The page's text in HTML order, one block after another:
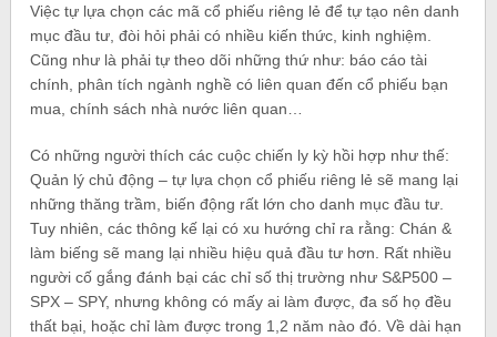
Việc tự lựa chọn các mã cổ phiếu riêng lẻ để tự tạo nên danh
mục đầu tư, đòi hỏi phải có nhiều kiến thức, kinh nghiệm.
Cũng như là phải tự theo dõi những thứ như: báo cáo tài
chính, phân tích ngành nghề có liên quan đến cổ phiếu bạn
mua, chính sách nhà nước liên quan…
Có những người thích các cuộc chiến ly kỳ hồi hợp như thế:
Quản lý chủ động – tự lựa chọn cổ phiếu riêng lẻ sẽ mang lại
những thăng trầm, biến động rất lớn cho danh mục đầu tư.
Tuy nhiên, các thông kế lại có xu hướng chỉ ra rằng: Chán &
làm biếng sẽ mang lại nhiều hiệu quả đầu tư hơn. Rất nhiều
người cố gắng đánh bại các chỉ số thị trường như S&P500 –
SPX – SPY, nhưng không có mấy ai làm được, đa số họ đều
thất bại, hoặc chỉ làm được trong 1,2 năm nào đó. Về dài hạn